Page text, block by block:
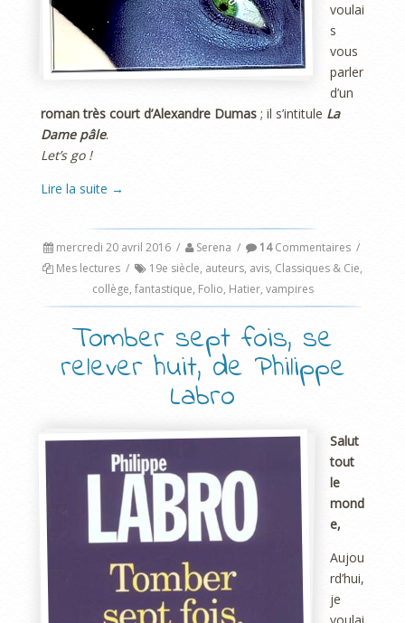
voulai
s
vous
parler
d’un
roman très court d’Alexandre Dumas ; il s’intitule La
Dame pâle.
Let’s go !
Lire la suite →
mercredi 20 avril 2016 / Serena / 14Commentaires /
Mes lectures / 19e siècle, auteurs, avis, Classiques & Cie,
collège, fantastique, Folio, Hatier, vampires
Tomber sept fois, se
relever huit, de Philippe
Labro
Salut
tout
le
mond
e,
Aujou
rd’hui,
je